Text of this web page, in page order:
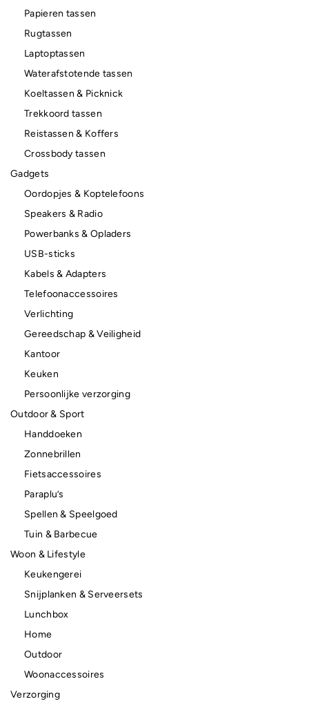
Papieren tassen
Rugtassen
Laptoptassen
Waterafstotende tassen
Koeltassen & Picknick
Trekkoord tassen
Reistassen & Koffers
Crossbody tassen
Gadgets
Oordopjes & Koptelefoons
Speakers & Radio
Powerbanks & Opladers
USB-sticks
Kabels & Adapters
Telefoonaccessoires
Verlichting
Gereedschap & Veiligheid
Kantoor
Keuken
Persoonlijke verzorging
Outdoor & Sport
Handdoeken
Zonnebrillen
Fietsaccessoires
Paraplu’s
Spellen & Speelgoed
Tuin & Barbecue
Woon & Lifestyle
Keukengerei
Snijplanken & Serveersets
Lunchbox
Home
Outdoor
Woonaccessoires
Verzorging